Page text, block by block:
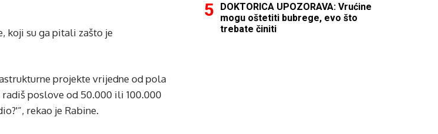
koji su ga pitali zašto je
projekte vrijedne od pola
poslove od 50.000 ili 100.000
rekao je Rabine.
DOKTORICA UPOZORAVA: Vrućine
mogu oštetiti bubrege, evo što
trebate činiti